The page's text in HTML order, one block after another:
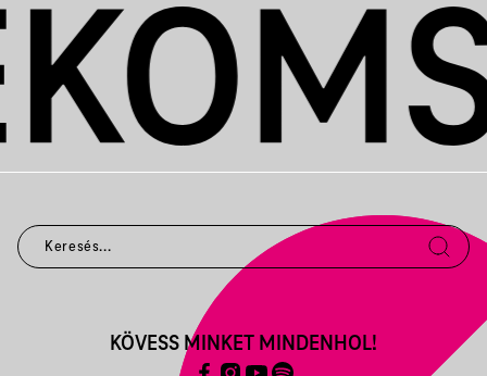
KÖVESS MINKET MINDENHOL!